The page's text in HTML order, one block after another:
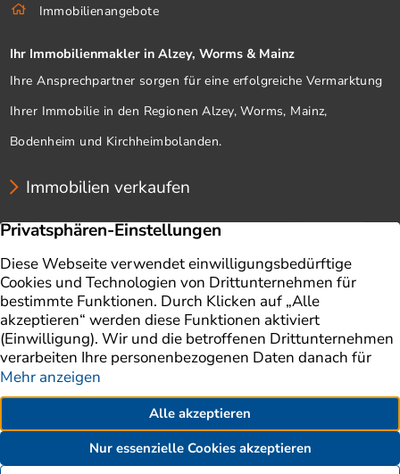
Immobilienangebote
Ihr Immobilienmakler in Alzey, Worms & Mainz
Ihre Ansprechpartner sorgen für eine erfolgreiche Vermarktung
Ihrer Immobilie in den Regionen Alzey, Worms, Mainz,
Bodenheim und Kirchheimbolanden.
Immobilien verkaufen
Unternehmen
Immobilie verkaufen
Ratgeber
Immobilienbewertung
Impressum
Aktuelles
Datenschutz
Finanzierung
AGB
Referenzen
Erklärung zur Barrierefreiheit